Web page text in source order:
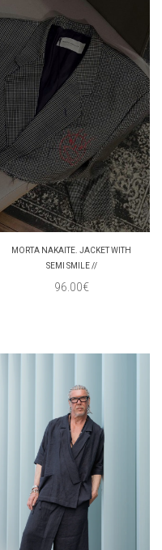
MORTA NAKAITE. JACKET WITH
SEMI SMILE //
96.00€